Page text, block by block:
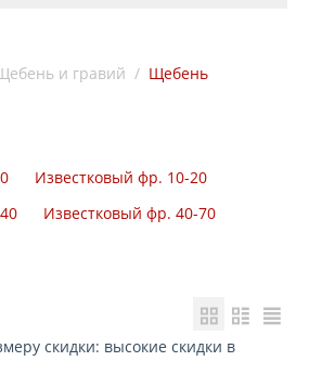
и гравий / Щебень
Известковый фр. 10-20
Известковый фр. 40-70
скидки: высокие скидки в